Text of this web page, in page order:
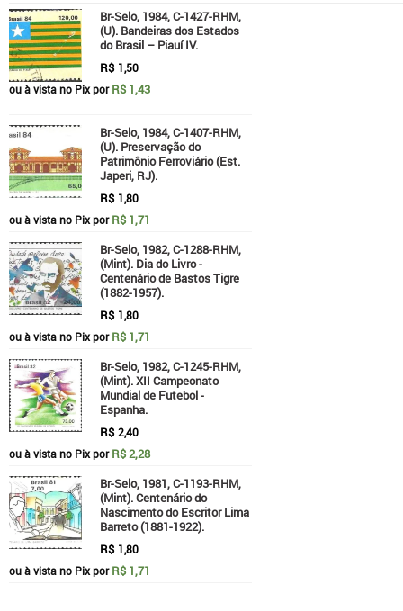
Br-Selo, 1984, C-1427-RHM,
(U). Bandeiras dos Estados
do Brasil – Piauí IV.
R$ 1,50
ou à vista no Pix porR$ 1,43
Br-Selo, 1984, C-1407-RHM,
(U). Preservação do
Patrimônio Ferroviário (Est.
Japeri, RJ).
R$ 1,80
ou à vista no Pix porR$ 1,71
Br-Selo, 1982, C-1288-RHM,
(Mint). Dia do Livro -
Centenário de Bastos Tigre
(1882-1957).
R$ 1,80
ou à vista no Pix porR$ 1,71
Br-Selo, 1982, C-1245-RHM,
(Mint). XII Campeonato
Mundial de Futebol -
Espanha.
R$ 2,40
ou à vista no Pix porR$ 2,28
Br-Selo, 1981, C-1193-RHM,
(Mint). Centenário do
Nascimento do Escritor Lima
Barreto (1881-1922).
R$ 1,80
ou à vista no Pix porR$ 1,71